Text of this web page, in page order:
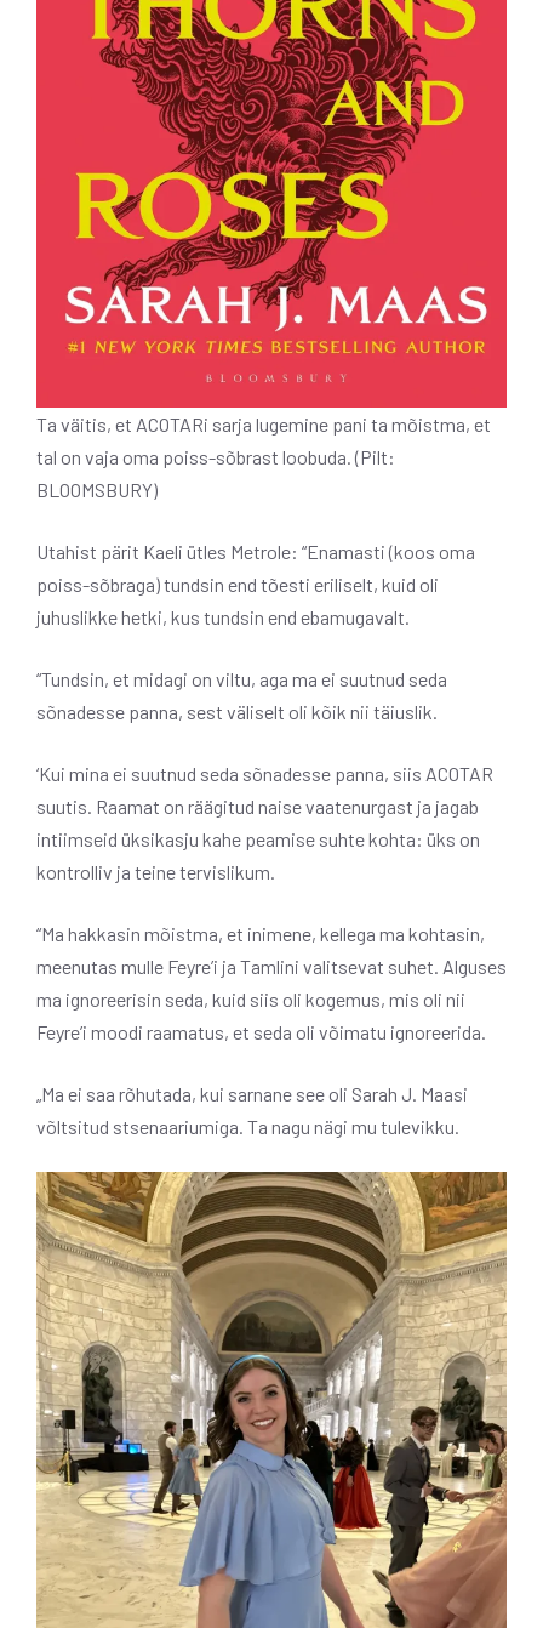
Ta väitis, et ACOTARi sarja lugemine pani ta mõistma, et
tal on vaja oma poiss-sõbrast loobuda. (Pilt:
BLOOMSBURY)
Utahist pärit Kaeli ütles Metrole: “Enamasti (koos oma
poiss-sõbraga) tundsin end tõesti eriliselt, kuid oli
juhuslikke hetki, kus tundsin end ebamugavalt.
“Tundsin, et midagi on viltu, aga ma ei suutnud seda
sõnadesse panna, sest väliselt oli kõik nii täiuslik.
‘Kui mina ei suutnud seda sõnadesse panna, siis ACOTAR
suutis. Raamat on räägitud naise vaatenurgast ja jagab
intiimseid üksikasju kahe peamise suhte kohta: üks on
kontrolliv ja teine ​​​​tervislikum.
“Ma hakkasin mõistma, et inimene, kellega ma kohtasin,
meenutas mulle Feyre’i ja Tamlini valitsevat suhet. Alguses
ma ignoreerisin seda, kuid siis oli kogemus, mis oli nii
Feyre’i moodi raamatus, et seda oli võimatu ignoreerida.
„Ma ei saa rõhutada, kui sarnane see oli Sarah J. Maasi
võltsitud stsenaariumiga. Ta nagu nägi mu tulevikku.